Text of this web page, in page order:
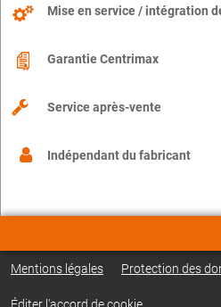
Mise en service / intégration
Garantie Centrimax
Service après-vente
Indépendant du fabricant
Mentions légales Protection des
Éditer l'accord de cookie